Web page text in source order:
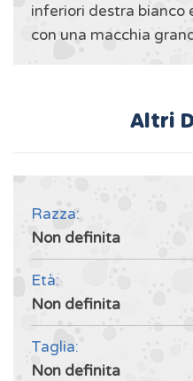
inferiori destra bianco
con una macchia
Altri
Razza:
Non definita
Età:
Non definita
Taglia:
Non definita